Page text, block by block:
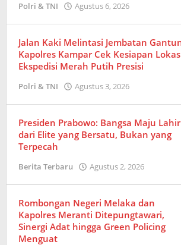
Polri & TNI Agustus 6, 2026
Jalan Kaki Melintasi Jembatan
Kapolres Kampar Cek Kesiapan
Ekspedisi Merah Putih Presisi
Polri & TNI Agustus 3, 2026
Presiden Prabowo: Bangsa Maju Lahir
dari Elite yang Bersatu, Bukan yang
Terpecah
Berita Terbaru Agustus 2, 2026
Rombongan Negeri Melaka dan
Kapolres Meranti Ditepungtawari,
Sinergi Adat hingga Green Policing
Menguat